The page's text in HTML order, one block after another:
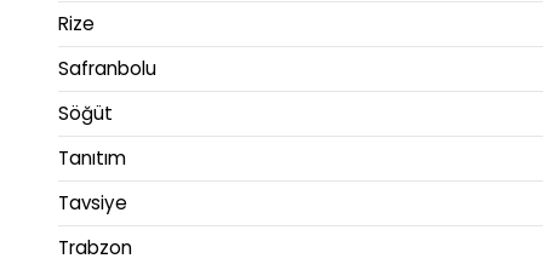
Rize
Safranbolu
Söğüt
Tanıtım
Tavsiye
Trabzon